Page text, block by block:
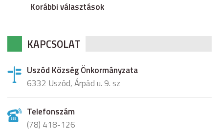
Korábbi választások
KAPCSOLAT
Uszód Község Önkormányzata
6332 Uszód, Árpád u. 9. sz
Telefonszám
(78) 418-126